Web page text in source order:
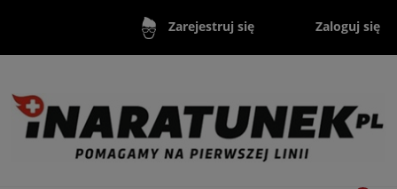
Zarejestruj się Zaloguj się